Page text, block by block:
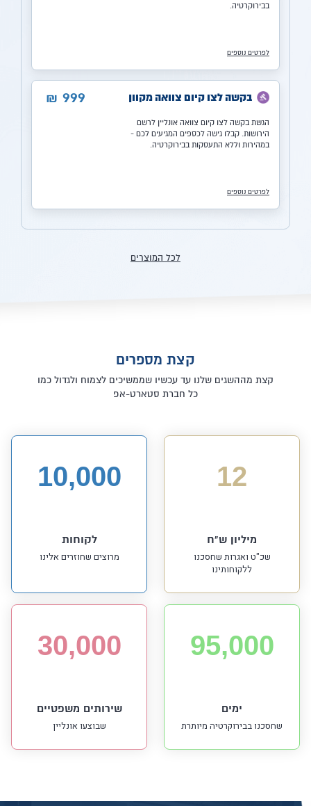
בבירוקרטיה.
לפרטים נוספים
999
₪ בקשה לצו קיום צוואה מקוון
הגשת בקשה לצו קיום צוואה אונליין לרשם
הירושות. קבלו גישה לכספים המגיעים לכם -
במהירות וללא התעסקות בבירוקרטיה.
לפרטים נוספים
לכל המוצרים
קצת מספרים
קצת מההשגים שלנו עד עכשיו שממשיכים לצמוח ולגדול כמו
כל חברת סטארט-אפ
12
מיליון ש"ח
שכ"ט ואגרות שחסכנו
ללקוחותינו
10,000
לקוחות
מרוצים שחוזרים אלינו
95,000
ימים
שחסכנו בבירוקרטיה מיותרת
30,000
שירותים משפטיים
שבוצעו אונליין